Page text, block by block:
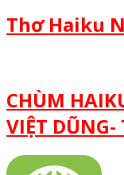
Thơ Haiku
CHÙM
VIỆT